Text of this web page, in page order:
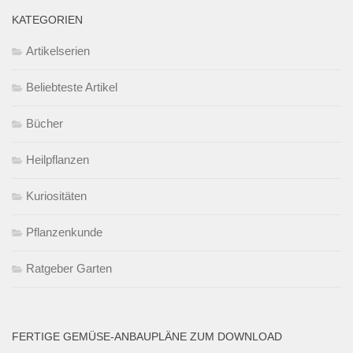
KATEGORIEN
Artikelserien
Beliebteste Artikel
Bücher
Heilpflanzen
Kuriositäten
Pflanzenkunde
Ratgeber Garten
FERTIGE GEMÜSE-ANBAUPLÄNE ZUM DOWNLOAD